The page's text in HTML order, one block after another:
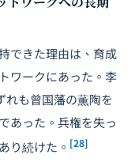
できた理由は、育成
ワークにあった。李
も曾国藩の薫陶を
あった。兵権を失っ
り続けた。 [28]